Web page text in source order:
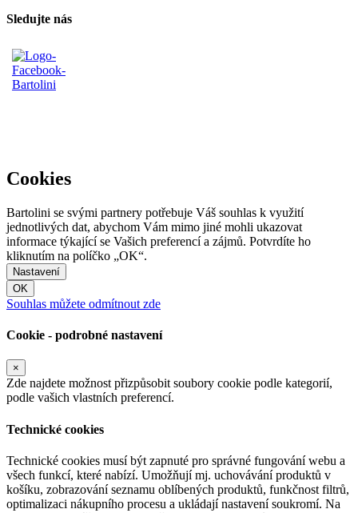
Sledujte nás
Cookies
Bartolini se svými partnery potřebuje Váš souhlas k využití
jednotlivých dat, abychom Vám mimo jiné mohli ukazovat
informace týkající se Vašich preferencí a zájmů. Potvrdíte ho
kliknutím na políčko „OK“.
Nastavení
OK
Souhlas můžete odmítnout zde
Cookie - podrobné nastavení
×
Zde najdete možnost přizpůsobit soubory cookie podle kategorií,
podle vašich vlastních preferencí.
Technické cookies
Technické cookies musí být zapnuté pro správné fungování webu a
všech funkcí, které nabízí. Umožňují mj. uchovávání produktů v
košíku, zobrazování seznamu oblíbených produktů, funkčnost filtrů,
optimalizaci nákupního procesu a ukládají nastavení soukromí. Na